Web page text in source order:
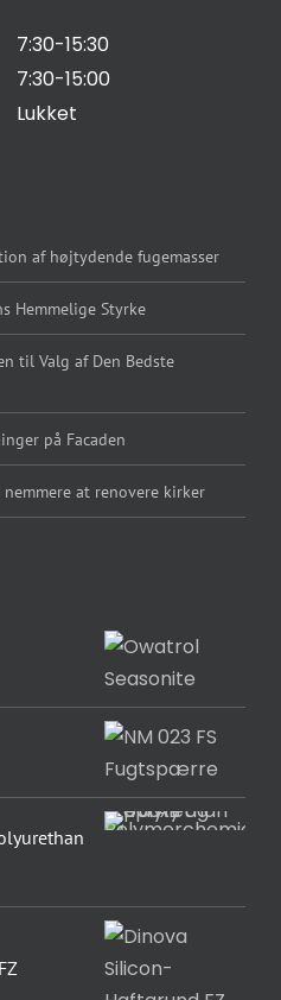
7:30-15:30
7:30-15:00
Lukket
af højtydende fugemasser
Hemmelige Styrke
til Valg af Den Bedste
på Facaden
at renovere kirker